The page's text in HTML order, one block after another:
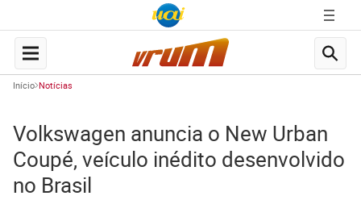
Início Notícias
Volkswagen anuncia o New Urban
Coupé, veículo inédito desenvolvido
no Brasil